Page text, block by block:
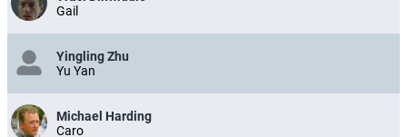
Gail
Yingling Zhu
Yu Yan
Michael Harding
Caro